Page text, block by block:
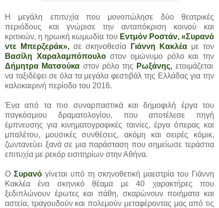
Η μεγάλη επιτυχία που μονοπώλησε δύο θεατρικές
περιόδους και γνώρισε την ανταπόκριση κοινού και
κριτικών, η ηρωική κωμωδία του Εντμόν Ροστάν, «Συρανό
ντε Μπερζεράκ», σε σκηνοθεσία Γιάννη Κακλέα με τον
Βασίλη Χαραλαμπόπουλο στον ομώνυμο ρόλο και την
Δήμητρα Ματσούκα στον ρόλο της Ρωξάνης, ετοιμάζεται
να ταξιδέψει σε όλα τα μεγάλα φεστιβάλ της Ελλάδας για την
καλοκαιρινή περίοδο του 2016.
Ένα από τα πιο συναρπαστικά και δημοφιλή έργα του
παγκόσμιου δραματολογίου, που αποτέλεσε πηγή
έμπνευσης για κινηματογραφικές ταινίες, έργα όπερας και
μπαλέτου, μουσικές συνθέσεις, ακόμη και σειρές κόμικ,
ζωντανεύει ξανά σε μια παράσταση που σημείωσε τεράστια
επιτυχία με ρεκόρ εισιτηρίων στην Αθήνα.
Ο Συρανό γίνεται υπό τη σκηνοθετική μαεστρία του Γιάννη
Κακλέα ένα σκηνικό θέαμα με 40 χαρακτήρες που
ξεδιπλώνουν έρωτες και πάθη, σκαρώνουν ποιήματα και
αστεία, τραγουδούν και πολεμούν μεταφέροντας μας από τις